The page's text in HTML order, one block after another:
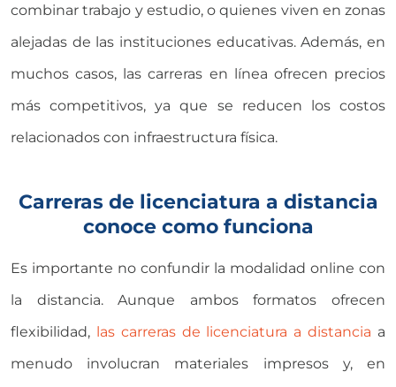
combinar trabajo y estudio, o quienes viven en zonas
alejadas de las instituciones educativas. Además, en
muchos casos, las carreras en línea ofrecen precios
más competitivos, ya que se reducen los costos
relacionados con infraestructura física.
Carreras de licenciatura a distancia
conoce como funciona
Es importante no confundir la modalidad online con
la distancia. Aunque ambos formatos ofrecen
flexibilidad,
las carreras de licenciatura a distancia a
menudo involucran materiales impresos y, en